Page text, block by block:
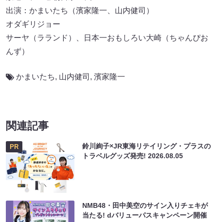
出演：かまいたち（濱家隆一、山内健司）
オダギリジョー
サーヤ（ラランド）、日本一おもしろい大崎（ちゃんぴお
んず）
かまいたち, 山内健司 , 濱家隆一
関連記事
PR
鈴川絢子×JR東海リテイリング・プラスの
トラベルグッズ発売!2026.08.05
NMB48・田中美空のサイン入りチェキが
当たる! dバリューパスキャンペーン開催